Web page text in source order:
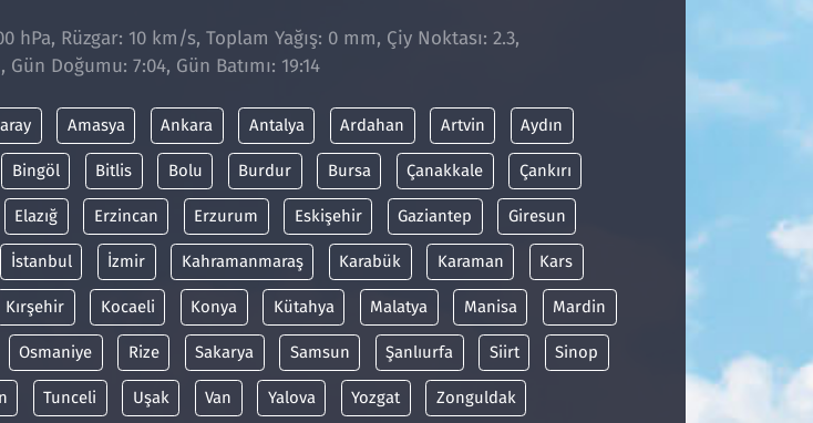
hPa, Rüzgar: 10 km/s, Toplam Yağış: 0 mm, Çiy Noktası: 2.3,
Doğumu: 7:04, Gün Batımı: 19:14
Amasya Ankara Antalya Ardahan Artvin Aydın
Bingöl Bitlis Bolu Burdur Bursa Çanakkale Çankırı
Elazığ Erzincan Erzurum Eskişehir Gaziantep Giresun
İstanbul İzmir Kahramanmaraş Karabük Karaman Kars
Kırşehir Kocaeli Konya Kütahya Malatya Manisa Mardin
Osmaniye Rize Sakarya Samsun Şanlıurfa Siirt Sinop
Tunceli Uşak Van Yalova Yozgat Zonguldak